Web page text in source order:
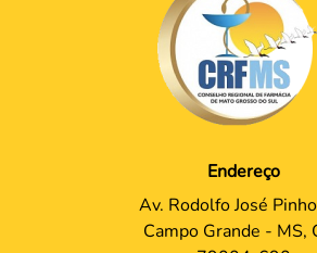
Endereço
Av. Rodolfo José
Campo Grande - MS,